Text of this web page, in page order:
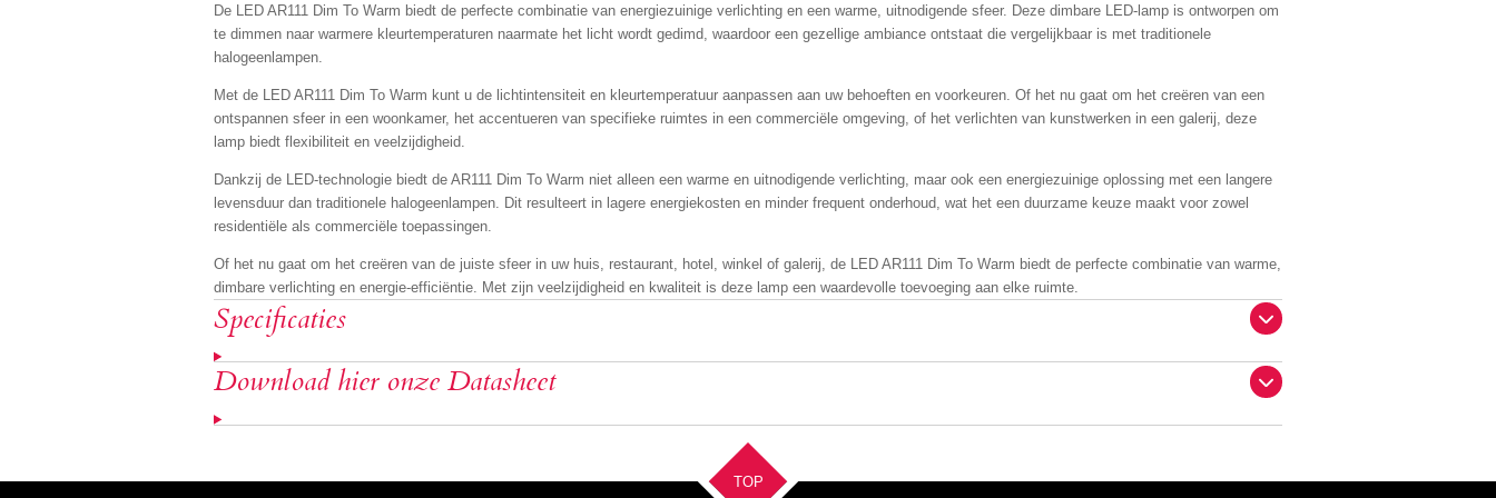
De LED AR111 Dim To Warm biedt de perfecte combinatie van energiezuinige verlichting en een warme, uitnodigende sfeer. Deze dimbare LED-lamp is ontworpen om
te dimmen naar warmere kleurtemperaturen naarmate het licht wordt gedimd, waardoor een gezellige ambiance ontstaat die vergelijkbaar is met traditionele
halogeenlampen.
Met de LED AR111 Dim To Warm kunt u de lichtintensiteit en kleurtemperatuur aanpassen aan uw behoeften en voorkeuren. Of het nu gaat om het creëren van een
ontspannen sfeer in een woonkamer, het accentueren van specifieke ruimtes in een commerciële omgeving, of het verlichten van kunstwerken in een galerij, deze
lamp biedt flexibiliteit en veelzijdigheid.
Dankzij de LED-technologie biedt de AR111 Dim To Warm niet alleen een warme en uitnodigende verlichting, maar ook een energiezuinige oplossing met een langere
levensduur dan traditionele halogeenlampen. Dit resulteert in lagere energiekosten en minder frequent onderhoud, wat het een duurzame keuze maakt voor zowel
residentiële als commerciële toepassingen.
Of het nu gaat om het creëren van de juiste sfeer in uw huis, restaurant, hotel, winkel of galerij, de LED AR111 Dim To Warm biedt de perfecte combinatie van warme,
dimbare verlichting en energie-efficiëntie. Met zijn veelzijdigheid en kwaliteit is deze lamp een waardevolle toevoeging aan elke ruimte.
Specificaties
Download hier onze Datasheet
TOP